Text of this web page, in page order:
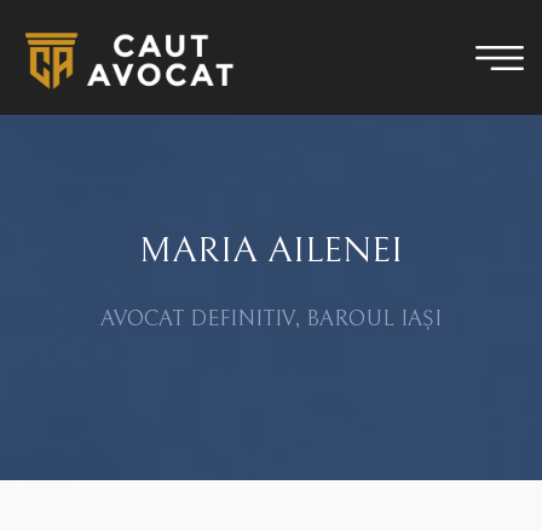
MARIA AILENEI
AVOCAT DEFINITIV, BAROUL IAȘI